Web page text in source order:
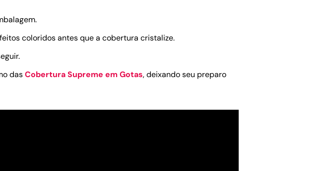
coloridos antes que a cobertura cristalize.
dasCobertura Supreme em Gotas, deixando seu preparo